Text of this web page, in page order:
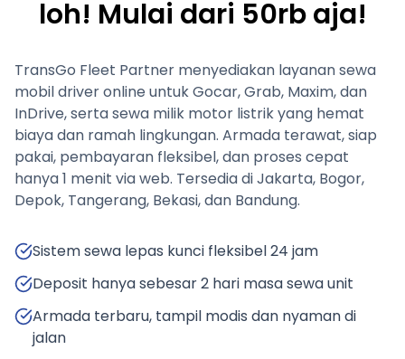
loh! Mulai dari 50rb aja!
TransGo Fleet Partner menyediakan layanan sewa
mobil driver online untuk Gocar, Grab, Maxim, dan
InDrive, serta sewa milik motor listrik yang hemat
biaya dan ramah lingkungan. Armada terawat, siap
pakai, pembayaran fleksibel, dan proses cepat
hanya 1 menit via web. Tersedia di Jakarta, Bogor,
Depok, Tangerang, Bekasi, dan Bandung.
Sistem sewa lepas kunci fleksibel 24 jam
Deposit hanya sebesar 2 hari masa sewa unit
Armada terbaru, tampil modis dan nyaman di
jalan